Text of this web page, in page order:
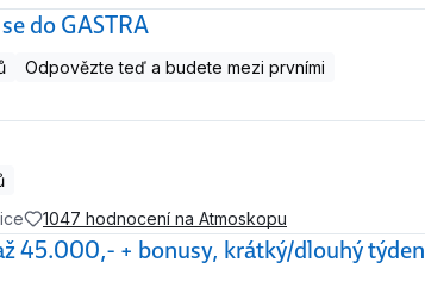
do GASTRA
Odpovězte teď a budete mezi prvními
1047 hodnocení na Atmoskopu
45.000,- + bonusy, krátký/dlouhý týden